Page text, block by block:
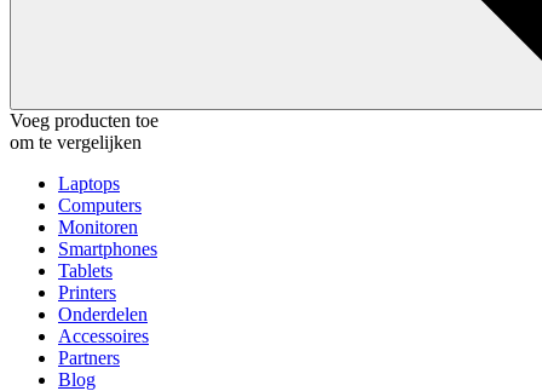
Voeg producten toe
om te vergelijken
Laptops
Computers
Monitoren
Smartphones
Tablets
Printers
Onderdelen
Accessoires
Partners
Blog